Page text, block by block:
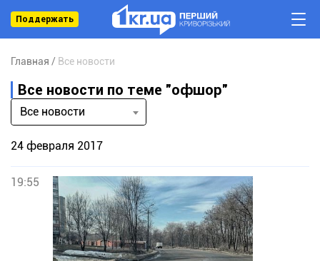
Поддержать
Главная Все новости
Все новости по теме "офшор"
Все новости
24 февраля 2017
19:55